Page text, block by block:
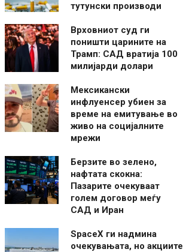
тутунски производи
Врховниот суд ги
поништи царините на
Трамп: САД вратија 100
милијарди долари
Мексикански
инфлуенсер убиен за
време на емитување во
живо на социјалните
мрежи
Берзите во зелено,
нафтата скокна:
Пазарите очекуваат
голем договор меѓу
САД и Иран
SpaceX ги надмина
очекувањата, но акциите